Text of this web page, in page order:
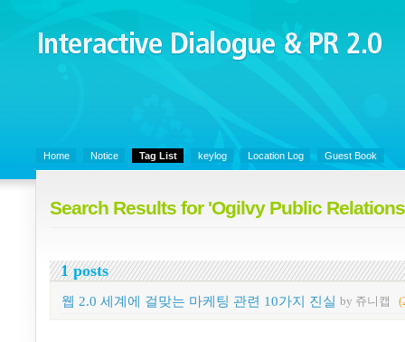
Interactive Dialogue &
PR 2.0
Home Notice Tag List keylog Location Log Guest Book
Search Results for 'Ogilvy Public
1 posts
웹 2.0 세계에 걸맞는 마케팅 관련 10가지 진실 by 쥬니캡